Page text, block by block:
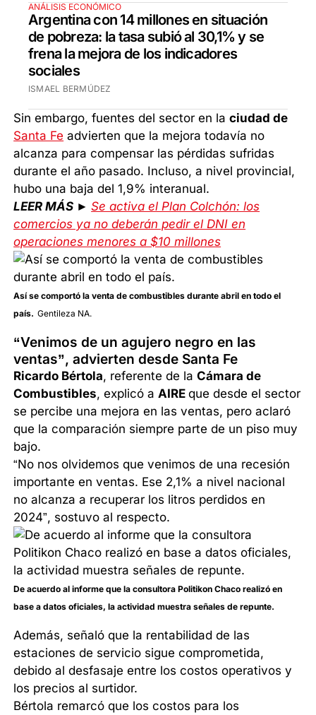
ANÁLISIS ECONÓMICO
Argentina con 14 millones en situación
de pobreza: la tasa subió al 30,1% y se
frena la mejora de los indicadores
sociales
ISMAEL BERMÚDEZ
Sin embargo, fuentes del sector en laciudad de
Santa Fe advierten que la mejora todavía no
alcanza para compensar las pérdidas sufridas
durante el año pasado. Incluso, a nivel provincial,
hubo una baja del 1,9% interanual.
LEER MÁS ►Se activa el Plan Colchón: los
comercios ya no deberán pedir el DNI en
operaciones menores a $10 millones
Así se comportó la venta de combustibles durante abril en todo el
país. Gentileza NA.
“Venimos de un agujero negro en las
ventas”, advierten desde Santa Fe
Ricardo Bértola, referente de laCámara de
Combustibles, explicó a AIREque desde el sector
se percibe una mejora en las ventas, pero aclaró
que la comparación siempre parte de un piso muy
bajo.
“No nos olvidemos que venimos de una recesión
importante en ventas. Ese 2,1% a nivel nacional
no alcanza a recuperar los litros perdidos en
2024”, sostuvo al respecto.
De acuerdo al informe que la consultora Politikon Chaco realizó en
base a datos oficiales, la actividad muestra señales de repunte.
Además, señaló que la rentabilidad de las
estaciones de servicio sigue comprometida,
debido al desfasaje entre los costos operativos y
los precios al surtidor.
Bértola remarcó que los costos para los